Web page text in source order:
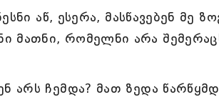
აწ, ესერა, მასწავებენ მე
მათნი, რომელნი არა
არს ჩემდა? მათ ზედა